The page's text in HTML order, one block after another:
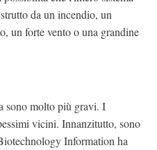
da un incendio, un
un forte vento o una grandine
sono molto più gravi. I
vicini. Innanzitutto, sono
Information ha